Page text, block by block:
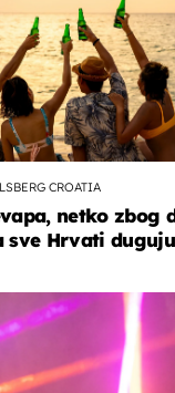
CROATIA
netko zbog
sve Hrvati